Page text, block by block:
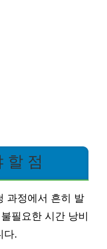
할 점
과정에서 흔히 발
필요한 시간 낭비
다.